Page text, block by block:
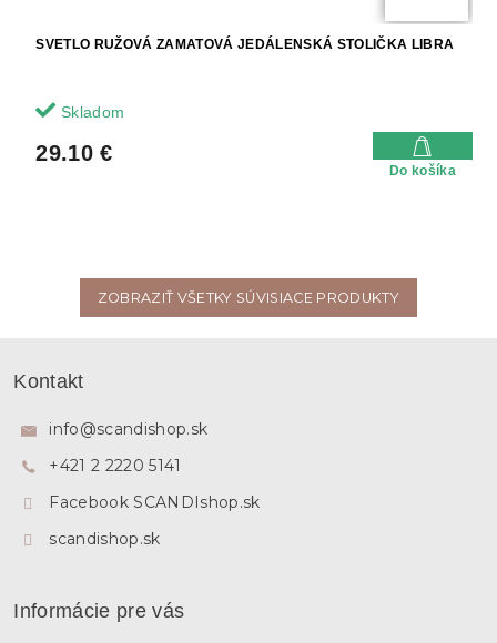
SVETLO RUŽOVÁ ZAMATOVÁ JEDÁLENSKÁ STOLIČKA LIBRA
Skladom
29.10 €
Do košíka
ZOBRAZIŤ VŠETKY SÚVISIACE PRODUKTY
Kontakt
info@scandishop.sk
+421 2 2220 5141
Facebook SCANDIshop.sk
scandishop.sk
Informácie pre vás